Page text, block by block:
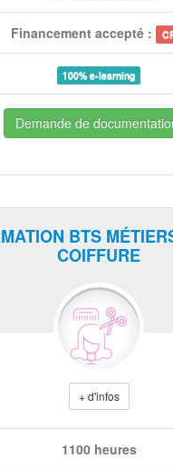
Financement accepté :
100% e-learning
Demande de
BTS
COIFFURE
+ d'infos
1100 heures